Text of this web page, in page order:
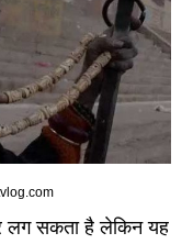
लग सकता है लेकिन यह